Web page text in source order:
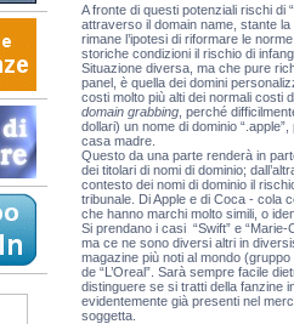
A fronte di questi potenziali rischi di
attraverso il domain name, stante
rimane l’ipotesi di riformare le
storiche condizioni il rischio di
Situazione diversa, ma che pure
panel, è quella dei domini
costi molto più alti dei normali costi
domain grabbing , perché
dollari) un nome di dominio
casa madre.
Questo da una parte renderà in
dei titolari di nomi di dominio;
contesto dei nomi di dominio il
tribunale. Di Apple e di Coca - cola
che hanno marchi molto simili, o
Si prendano i casi “Swift” e
ma ce ne sono diversi altri in
magazine più noti al mondo
de “L’Oreal”. Sarà sempre facile
distinguere se si tratti della fanzine
evidentemente già presenti nel
soggetta.